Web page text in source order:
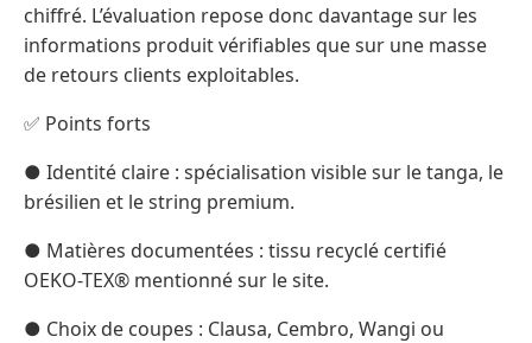
chiffré. L’évaluation repose donc davantage sur les
informations produit vérifiables que sur une masse
de retours clients exploitables.
✅ Points forts
● Identité claire : spécialisation visible sur le tanga, le
brésilien et le string premium.
● Matières documentées : tissu recyclé certifié
OEKO-TEX® mentionné sur le site.
● Choix de coupes : Clausa, Cembro, Wangi ou